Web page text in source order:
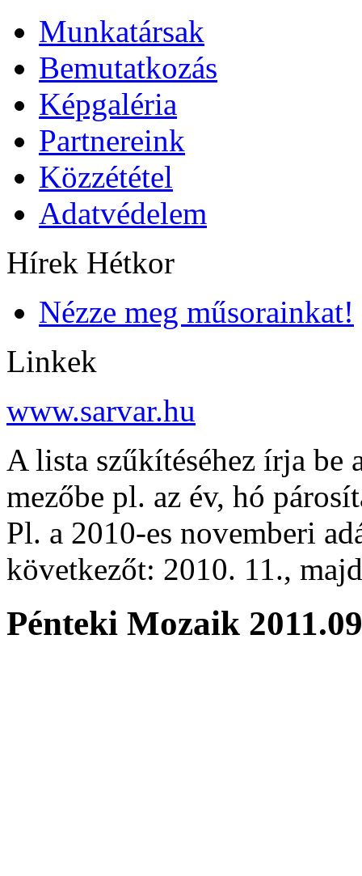
Munkatársak
Bemutatkozás
Képgaléria
Partnereink
Közzététel
Adatvédelem
Hírek Hétkor
Nézze meg műsorainkat!
Linkek
www.sarvar.hu
A lista szűkítéséhez írja
mezőbe pl. az év, hó
Pl. a 2010-es novemberi
következőt: 2010. 11.,
Pénteki Mozaik